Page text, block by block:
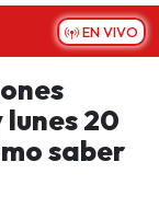
EN VIVO
20
saber